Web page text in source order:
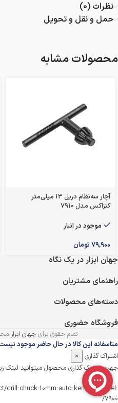
نظرات (0)
حمل و نقل و تحویل
محصولات مشابه
آچار سه‌نظام دریل 13 میلی‌متر
کنزاکس مدل 7910
موجود در انبار
۷۹,۹۰۰تومان
جهان ابزار در یک نگاه
راهنمای مشتریان
دسته‌های محصولات
فروشگاه حضوری
تمام حقوق برایجهان ابزار
متاسفانه این کالا در حال حاضر موجود
اشتراک گذاری
×
جهت اشتراک گذاری محصول میتوانید لینک
chuck-10mm-auto-kenzax-model-
7900/